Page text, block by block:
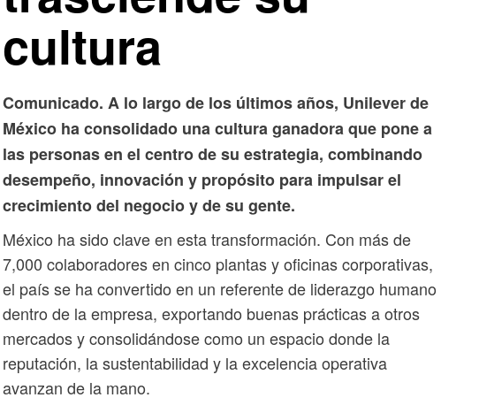
cultura
Comunicado. A lo largo de los últimos años, Unilever de
México ha consolidado una cultura ganadora que pone a
las personas en el centro de su estrategia, combinando
desempeño, innovación y propósito para impulsar el
crecimiento del negocio y de su gente.
México ha sido clave en esta transformación. Con más de
7,000 colaboradores en cinco plantas y oficinas corporativas,
el país se ha convertido en un referente de liderazgo humano
dentro de la empresa, exportando buenas prácticas a otros
mercados y consolidándose como un espacio donde la
reputación, la sustentabilidad y la excelencia operativa
avanzan de la mano.